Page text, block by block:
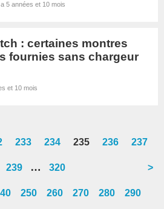
5 années et 10 mois
: certaines montres
fournies sans chargeur
et 10 mois
Go
page
233
Go
page
234
Go
235
Go
236
Go
page
237
Go
page
239
Interim
omitted
…
Go
page
320 >
250 260 270 280 290